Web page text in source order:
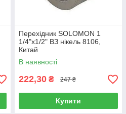
Перехідник SOLOMON 1
1/4"х1/2" ВЗ нікель 8106,
Китай
В наявності
222,30 ₴ 247 ₴
Купити